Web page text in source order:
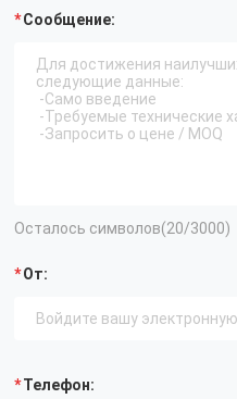
Сообщение:
Осталось символов(20/3000)
От:
Телефон: